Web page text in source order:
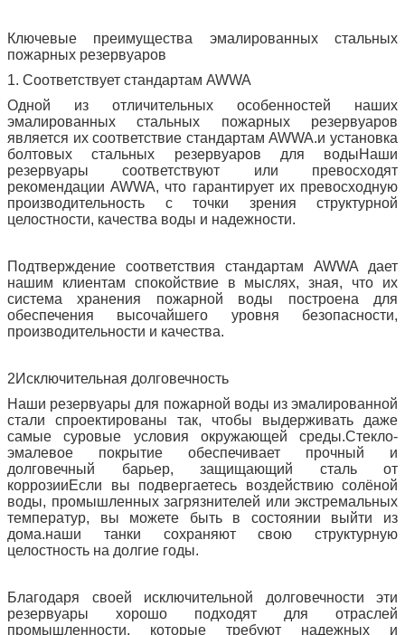
Ключевые преимущества эмалированных стальных
пожарных резервуаров
1. Соответствует стандартам AWWA
Одной из отличительных особенностей наших
эмалированных стальных пожарных резервуаров
является их соответствие стандартам AWWA.и установка
болтовых стальных резервуаров для водыНаши
резервуары соответствуют или превосходят
рекомендации AWWA, что гарантирует их превосходную
производительность с точки зрения структурной
целостности, качества воды и надежности.
Подтверждение соответствия стандартам AWWA дает
нашим клиентам спокойствие в мыслях, зная, что их
система хранения пожарной воды построена для
обеспечения высочайшего уровня безопасности,
производительности и качества.
2Исключительная долговечность
Наши резервуары для пожарной воды из эмалированной
стали спроектированы так, чтобы выдерживать даже
самые суровые условия окружающей среды.Стекло-
эмалевое покрытие обеспечивает прочный и
долговечный барьер, защищающий сталь от
коррозииЕсли вы подвергаетесь воздействию солёной
воды, промышленных загрязнителей или экстремальных
температур, вы можете быть в состоянии выйти из
дома.наши танки сохраняют свою структурную
целостность на долгие годы.
Благодаря своей исключительной долговечности эти
резервуары хорошо подходят для отраслей
промышленности, которые требуют надежных и